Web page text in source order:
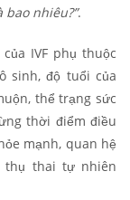
nhiêu?”.
IVF phụ thuộc
sinh, độ tuổi của
thể trạng sức
thời điểm điều
mạnh, quan hệ
thụ thai tự nhiên